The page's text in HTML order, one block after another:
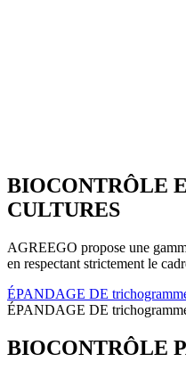
BIOCONTRÔLE
CULTURES
AGREEGO propose une
en respectant strictement le
ÉPANDAGE DE
ÉPANDAGE DE
BIOCONTRÔLE